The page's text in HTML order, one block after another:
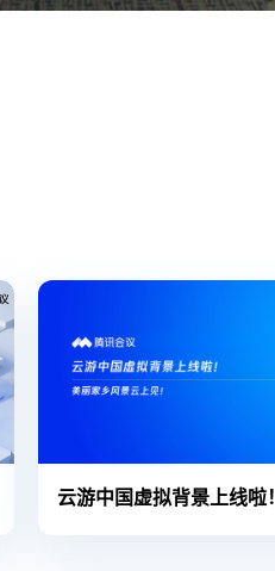
云游中国虚拟背景上线啦！